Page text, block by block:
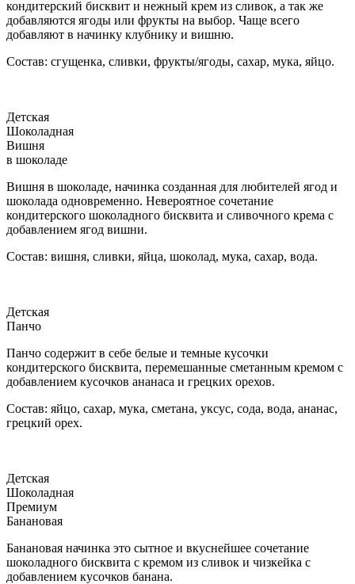
кондитерский бисквит и нежный крем из сливок, а так же
добавляются ягоды или фрукты на выбор. Чаще всего
добавляют в начинку клубнику и вишню.
Состав: сгущенка, сливки, фрукты/ягоды, сахар, мука, яйцо.
Детская
Шоколадная
Вишня
в шоколаде
Вишня в шоколаде, начинка созданная для любителей ягод и
шоколада одновременно. Невероятное сочетание
кондитерского шоколадного бисквита и сливочного крема с
добавлением ягод вишни.
Состав: вишня, сливки, яйца, шоколад, мука, сахар, вода.
Детская
Панчо
Панчо содержит в себе белые и темные кусочки
кондитерского бисквита, перемешанные сметанным кремом с
добавлением кусочков ананаса и грецких орехов.
Состав: яйцо, сахар, мука, сметана, уксус, сода, вода, ананас,
грецкий орех.
Детская
Шоколадная
Премиум
Банановая
Банановая начинка это сытное и вкуснейшее сочетание
шоколадного бисквита с кремом из сливок и чизкейка с
добавлением кусочков банана.